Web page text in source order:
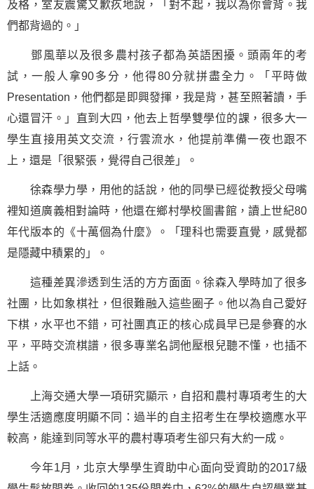
及格，室友震驚又歉疚地說，「對不起，我以為你會背。我
們都背過的。」
鄧風華以及很多農村孩子都為英語困擾。頭兩年的考
試，一般人拿90多分，他得80分就拼盡全力。「平時做
Presentation，他們都是即興發揮，我是背，甚至照著讀，手
心還冒汗。」直到大四，他去上哲學雙學位的課，很多大一
學生直接用英文交流，行雲流水，他提前準備一夜也跟不
上，還是「很緊張，覺得自己很差」。
徐森學力學，用他的話說，他的同學已經從教授父母嘴
裡知道廣義相對論時，他還在鄉村學校圖書館，讀上世紀80
年代版本的《十萬個為什麼》。「理科也需要直覺，感覺都
是隱藏中積累的」。
這種差異滲透到生活的方方面面。徐森入學時加了很多
社團，比如象棋社，但很難融入這些圈子。他以為自己愛好
下棋，水平也不錯，可社團真正的核心成員早已是參賽的水
平，平時交流棋譜，很多專業名詞他壓根兒聽不懂，也插不
上話。
上海交通大學一項研究顯示，自招和農村專項考生的大
學生活適應度明顯不同：過半的自主招考生在學校適應水平
較高，能達到同等水平的農村專項考生卻只有大約一成。
今年1月，北京大學學生資助中心面向受資助的2017級